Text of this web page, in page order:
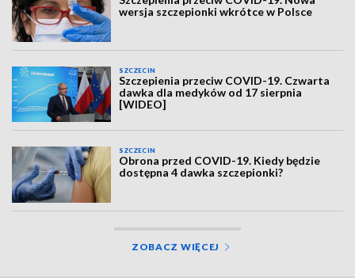
wersja szczepionki wkrótce w Polsce
SZCZECIN
Szczepienia przeciw COVID-19. Czwarta
dawka dla medyków od 17 sierpnia
[WIDEO]
SZCZECIN
Obrona przed COVID-19. Kiedy będzie
dostępna 4 dawka szczepionki?
ZOBACZ WIĘCEJ